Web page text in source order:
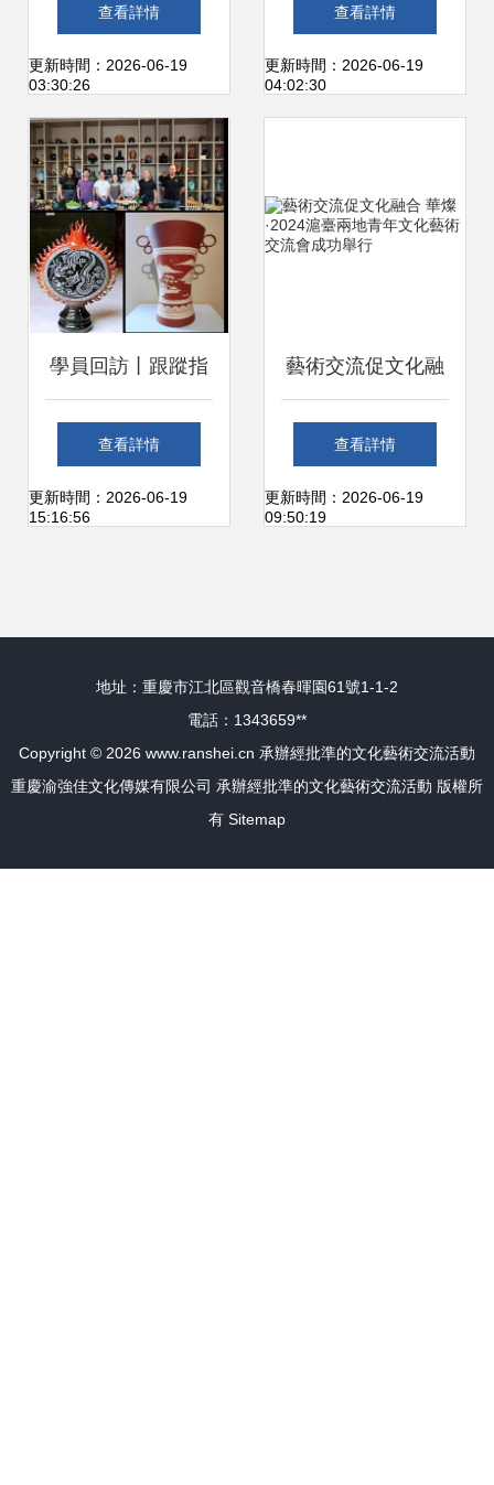
東漢樂專場惠民音
樂會圓滿舉辦
查看詳情
更新時間：2026-06-19
03:30:26
交75周年人文交流
功舉辦
查看詳情
更新時間：2026-06-19
04:02:30
學員回訪丨跟蹤指
導，持續賦能，助
力非遺傳承之路行
查看詳情
更新時間：2026-06-19
15:16:56
藝術交流促文化融
合 華燦·2024滬臺
兩地青年文化藝術
查看詳情
更新時間：2026-06-19
09:50:19
地址：重慶市江北區觀音橋春暉園61號1-1-2
電話：1343659**
Copyright © 2026 www.ranshei.cn 承辦經批準的文化藝術交流活動
重慶渝強佳文化傳媒有限公司 承辦經批準的文化藝術交流活動 版權所
有 Sitemap